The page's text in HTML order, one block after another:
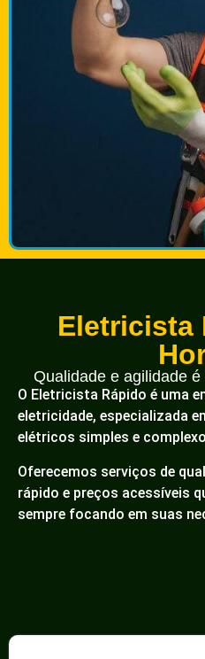
Eletricista
Qualidade e agilidade
O Eletricista Rápido é uma
eletricidade, especializada
elétricos simples e
Oferecemos serviços de
rápido e preços acessíveis
sempre focando em suas